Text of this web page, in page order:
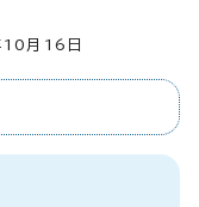
月16日